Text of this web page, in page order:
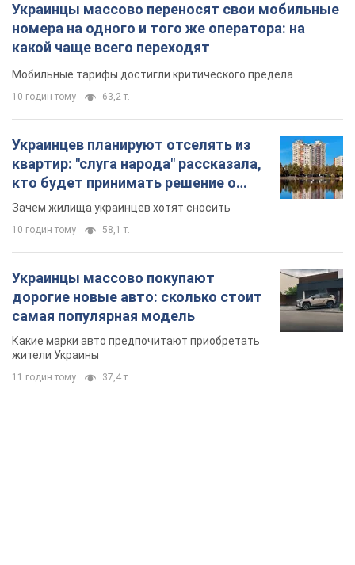
Украинцы массово переносят свои мобильные
номера на одного и того же оператора: на
какой чаще всего переходят
Мобильные тарифы достигли критического предела
10 годин тому 63,2 т.
Украинцев планируют отселять из
квартир: "слуга народа" рассказала,
кто будет принимать решение о
сносе домов
Зачем жилища украинцев хотят сносить
10 годин тому 58,1 т.
Украинцы массово покупают
дорогие новые авто: сколько стоит
самая популярная модель
Какие марки авто предпочитают приобретать
жители Украины
11 годин тому 37,4 т.